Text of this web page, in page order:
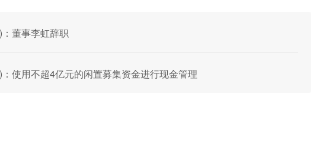
董事李虹辞职
使用不超4亿元的闲置募集资金进行现金管理